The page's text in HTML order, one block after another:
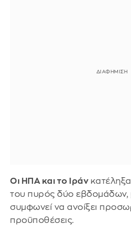
Οι ΗΠΑ και το Ιράν
του πυρός δύο εβδομάδων,
συμφωνεί να ανοίξει
προϋποθέσεις.